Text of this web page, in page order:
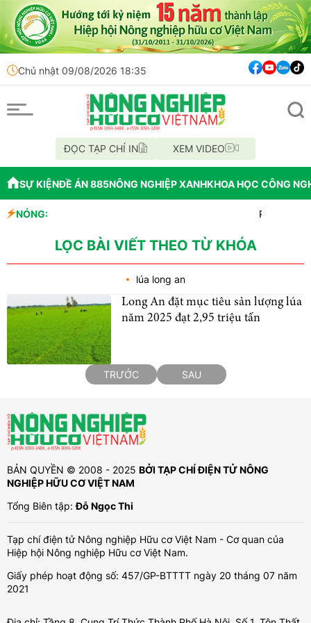
Chủ nhật 09/08/2026 18:35
ĐỌC TẠP CHÍ IN XEM VIDEO
SỰ KIỆNĐỀ ÁN 885NÔNG NGHIỆP XANHKHOA HỌC CÔNG
NÓNG:
Phân Bón
LỌC BÀI VIẾT THEO TỪ KHÓA
lúa long an
Long An đặt mục tiêu sản lượng lúa
năm 2025 đạt 2,95 triệu tấn
TRƯỚC SAU
BẢN QUYỀN © 2008 - 2025 BỞI TẠP CHÍ ĐIỆN TỬ NÔNG
NGHIỆP HỮU CƠ VIỆT NAM
Tổng Biên tập:Đỗ Ngọc Thi
Tạp chí điện tử Nông nghiệp Hữu cơ Việt Nam - Cơ quan của
Hiệp hội Nông nghiệp Hữu cơ Việt Nam.
Giấy phép hoạt động số: 457/GP-BTTTT ngày 20 tháng 07 năm
2021